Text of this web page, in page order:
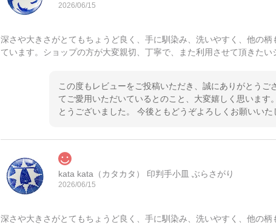
2026/06/15
深さや大きさがとてもちょうど良く、手に馴染み、洗いやすく、他の
ています。ショップの方が大変親切、丁寧で、また利用させて頂きたい
この度もレビューをご投稿いただき、誠にありがとうご
てご愛用いただいているとのこと、大変嬉しく思います
とうございました。 今後ともどうぞよろしくお願いいた
kata kata（カタカタ） 印判手小皿 ぶらさがり
2026/06/15
深さや大きさがとてもちょうど良く、手に馴染み、洗いやすく、他の